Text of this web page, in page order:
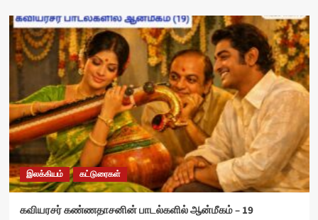
இலக்கியம் கட்டுரைகள்
கவியரசர் கண்ணதாசனின் பாடல்களில் ஆன்மீகம் – 19